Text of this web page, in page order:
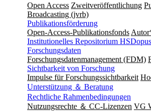
Open Access Zweitveröffentlichung
Broadcasting (jvrb)
Publikationsförderung
Open-Access-Publikationsfonds
Institutionelles Repositorium HSDopus
Forschungsdaten
Forschungsdatenmanagement (FDM)
Sichtbarkeit von Forschung
Impulse für Forschungssichtbarkeit
Unterstützung ＆ Beratung
Rechtliche Rahmenbedingungen
Nutzungsrechte ＆ CC-Lizenzen VG